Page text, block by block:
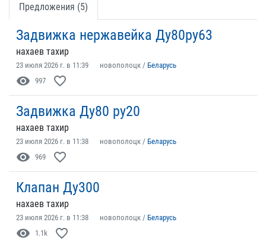
Предложения (5)
Задвижка нержавейка Ду80ру63
нахаев тахир
23 июля 2026 г. в 11:39 новополоцк / Беларусь
visibility 997 favorite_border
Задвижка Ду80 ру20
нахаев тахир
23 июля 2026 г. в 11:38 новополоцк / Беларусь
visibility 969 favorite_border
Клапан Ду300
нахаев тахир
23 июля 2026 г. в 11:38 новополоцк / Беларусь
visibility 1.1k favorite_border